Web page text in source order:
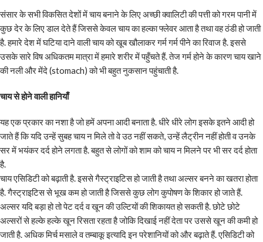
संसार के सभी विकसित देशों में चाय बनाने के लिए अच्छी क्वालिटी की पत्ती को गरम पानी में
कुछ देर के लिए डाल देते हैं जिससे केवल चाय का हल्का फ्लेवर आता है तथा वह ठंडी हो जाती
है. हमारे देश में घटिया दाने वाली चाय को खूब खौलाकर गर्म गर्म पीने का रिवाज है. इससे
उसके सारे विष अधिकतम मात्रा में हमारे शरीर में पहुँचते हैं. तेज गर्म होने के कारण चाय खाने
की नली और मेंदे (stomach) को भी बहुत नुकसान पहुंचाती है.
चाय से होने वाली हानियाँ
यह एक प्रकार का नशा है जो हमें अपना आदी बनाता है. धीरे धीरे लोग इसके इतने आदी हो
जाते हैं कि यदि उन्हें सुबह चाय न मिले तो वे उठ नहीं सकते, उन्हें लैट्रीन नहीं होती व उनके
सर में भयंकर दर्द होने लगता है. बहुत से लोगों को शाम को चाय न मिलने पर भी सर दर्द होता
है.
चाय एसिडिटी को बढ़ाती है. इससे गैस्ट्राइटिस हो जाती है तथा अल्सर बनने का खतरा होता
है. गैस्ट्राइटिस से भूख कम हो जाती है जिससे कुछ लोग कुपोषण के शिकार हो जाते हैं.
अल्सर यदि बड़ा हो तो पेट दर्द व खून की उल्टियों की शिकायत हो सकती है. छोटे छोटे
अल्सरों से हल्के हल्के खून रिसता रहता है जोकि दिखाई नहीं देता पर उससे खून की कमी हो
जाती है. अधिक मिर्च मसाले व तम्बाकू इत्यादि इन परेशानियों को और बढ़ाते हैं. एसिडिटी को